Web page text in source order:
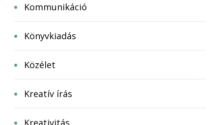
Kommunikáció
Könyvkiadás
Közélet
Kreatív írás
Kreativitás